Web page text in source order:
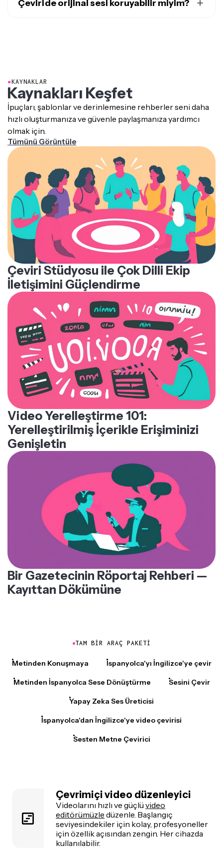
çevirebilirsin. Videoyu Kapwing editörüne yapıştırarak
Çeviride orijinal sesi koruyabilir miyim?
●KAYNAKLAR
Kaynakları Keşfet
İpuçları, şablonlar ve derinlemesine rehberler seni daha
hızlı oluşturmanıza ve güvenle paylaşmanıza yardımcı
olmak için.
Tümünü Görüntüle
Çeviri Stüdyosu ile Çok Dilli Ekip
İletişimini Güçlendirme
Video Yerelleştirme 101:
Yerelleştirilmiş İçerikle Erişiminizi
Genişletin
Bir Gazetecinin Röportaj Rehberi —
Kayıttan Dökümüne
TAM BIR ARAÇ PAKETI
Metinden Konuşmaya İspanyolca'yı İngilizce'ye çevir
Metinden İspanyolca Sese Dönüştürme Sesini Çevir
Yapay Zeka Ses Üreticisi
İspanyolca'dan İngilizce'ye video çevirisi
Sesten Metne Çevirici
Çevrimiçi video düzenleyici
Videolarını hızlı ve güçlü video
editörümüzle düzenle. Başlangıç
seviyesindekiler için kolay, profesyoneller
için özellik açısından zengin. Her cihazda
kullanılabilir.